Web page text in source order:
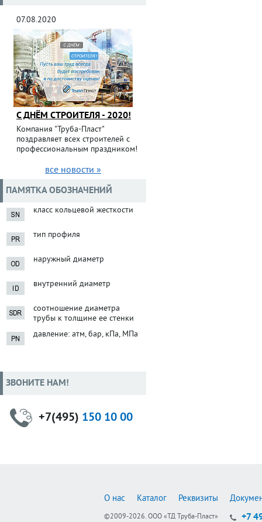
07.08.2020
С ДНЁМ СТРОИТЕЛЯ - 2020!
Компания "Труба-Пласт"
поздравляет всех строителей с
профессиональным праздником!
все новости »
ПАМЯТКА ОБОЗНАЧЕНИЙ
класс кольцевой жесткости
тип профиля
наружный диаметр
внутренний диаметр
соотношение диаметра
трубы к толщине ее стенки
давление: атм, бар, кПа, МПа
ЗВОНИТЕ НАМ!
+7(495) 150 10 00
О нас Каталог Реквизиты
©2009-2026. ООО «ТД Труба-Пласт» +7